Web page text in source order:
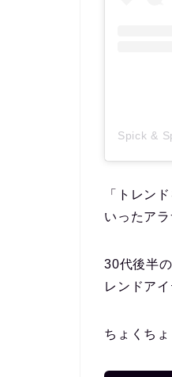
Spick &
「トレン
いったア
30代後半
レンドア
ちょくち